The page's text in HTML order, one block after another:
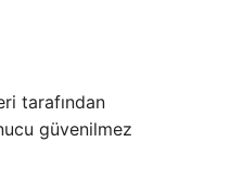
tarafından
güvenilmez